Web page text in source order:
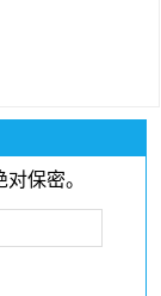
保密。